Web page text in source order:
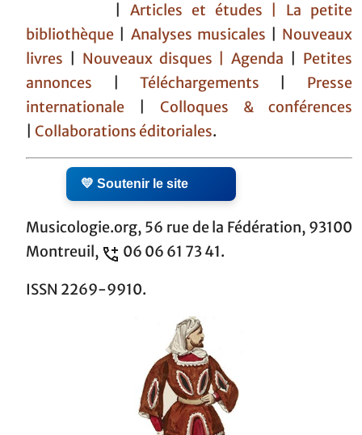
|Articles et études | La petite
bibliothèque
Analyses musicales
Nouveaux
livres
Nouveaux disques |Agenda
Petites
annonces
Téléchargements
Presse
internationale
Colloques & conférences
Collaborations éditoriales.
💛 Soutenir le site
Musicologie.org, 56 rue de la Fédération, 93100
Montreuil,
06 06 61 73 41.
ISSN 2269-9910.